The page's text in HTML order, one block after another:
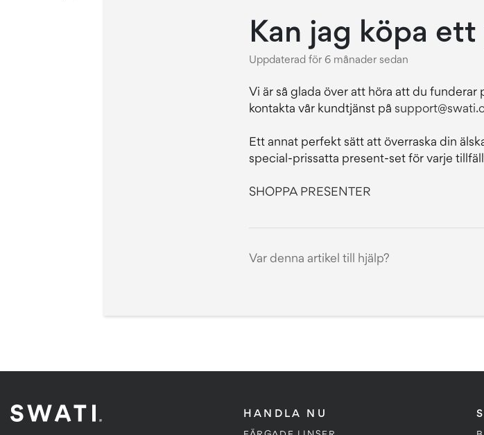
Kan jag köpa
Uppdaterad för 6 månader sedan
Vi är så glada över att höra att du
kontakta vår kundtjänst på
Ett annat perfekt sätt att överraska din
special-prissatta present-set för varje
SHOPPA PRESENTER
Var denna artikel till hjälp?
HANDLA NU